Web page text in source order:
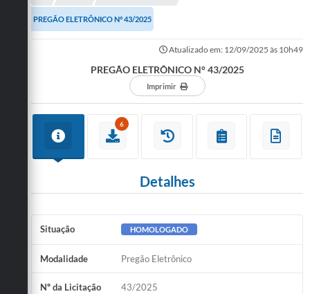
PREGÃO ELETRÔNICO N° 43/2025
Atualizado em: 12/09/2025 às 10h49
PREGÃO ELETRÔNICO N° 43/2025
Imprimir
6
Detalhes
Situação HOMOLOGADO
Modalidade Pregão Eletrônico
Nº da Licitação 43/2025